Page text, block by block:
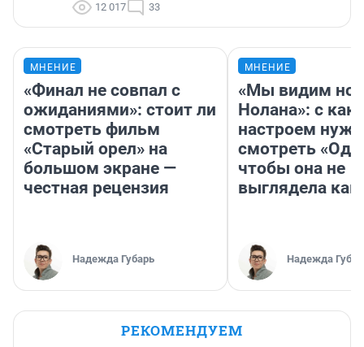
12 017 33
МНЕНИЕ
«Финал не совпал с
ожиданиями»: стоит ли
смотреть фильм
«Старый орел» на
большом экране —
честная рецензия
Надежда Губарь
МНЕНИЕ
«Мы видим
Нолана»: с
настроем
смотреть
чтобы она не
выглядела как
Надежда
РЕКОМЕНДУЕМ